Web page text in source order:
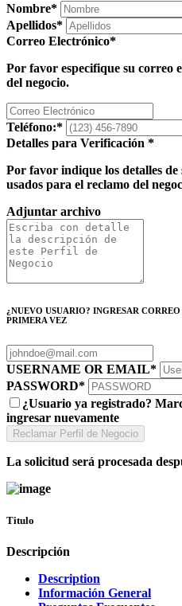
Nombre*
Apellidos*
Correo Electrónico*
Por favor especifique su correo
del negocio.
Teléfono:*
Detalles para Verificación *
Por favor indique los detalles
usados para el reclamo del
Adjuntar archivo
¿NUEVO USUARIO? INGRESAR
PRIMERA VEZ
USERNAME OR EMAIL*
PASSWORD*
¿Usuario ya registrado?
ingresar nuevamente
La solicitud será procesada
Titulo
Descripción
Description
Información General